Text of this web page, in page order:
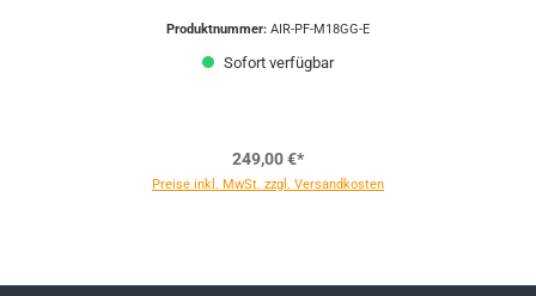
Produktnummer: AIR-PF-M18GG-E
Sofort verfügbar
249,00 €*
Preise inkl. MwSt. zzgl. Versandkosten